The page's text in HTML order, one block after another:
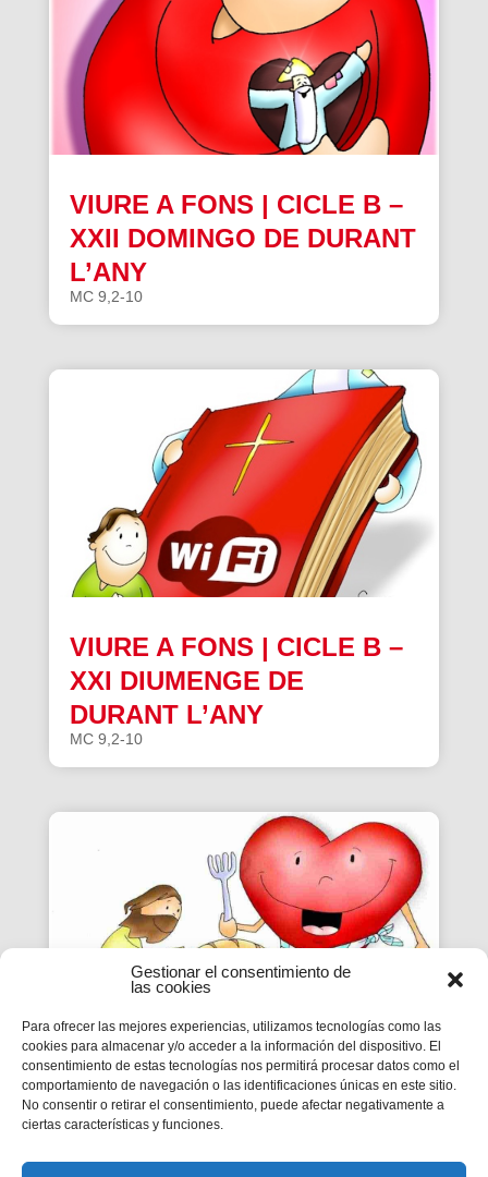
Gestionar el consentimiento de
las cookies
Para ofrecer las mejores experiencias, utilizamos tecnologías como las
cookies para almacenar y/o acceder a la información del dispositivo. El
consentimiento de estas tecnologías nos permitirá procesar datos como el
comportamiento de navegación o las identificaciones únicas en este sitio.
No consentir o retirar el consentimiento, puede afectar negativamente a
ciertas características y funciones.
VIURE A FONS | CICLE B –
XXII DOMINGO DE DURANT
L’ANY
MC 9,2-10
VIURE A FONS | CICLE B –
XXI DIUMENGE DE
DURANT L’ANY
MC 9,2-10
VIURE A FONS | CICLE B –
XX DIUMENGE DE DURANT
L’ANY